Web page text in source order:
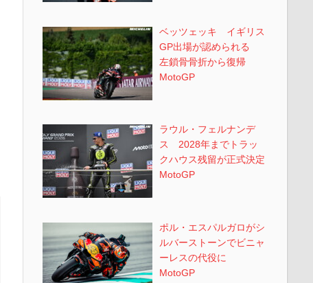
ベッツェッキ イギリス
GP出場が認められる
左鎖骨骨折から復帰
MotoGP
ラウル・フェルナンデ
ス 2028年までトラッ
クハウス残留が正式決定
MotoGP
ポル・エスパルガロがシ
ルバーストーンでビニャ
ーレスの代役に
MotoGP